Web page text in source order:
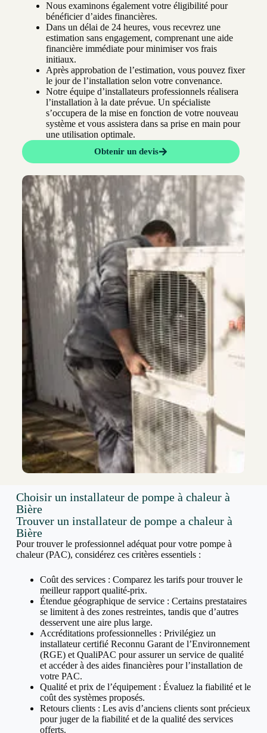
Nous examinons également votre éligibilité pour
bénéficier d’aides financières.
Dans un délai de 24 heures, vous recevrez une
estimation sans engagement, comprenant une aide
financière immédiate pour minimiser vos frais
initiaux.
Après approbation de l’estimation, vous pouvez fixer
le jour de l’installation selon votre convenance.
Notre équipe d’installateurs professionnels réalisera
l’installation à la date prévue. Un spécialiste
s’occupera de la mise en fonction de votre nouveau
système et vous assistera dans sa prise en main pour
une utilisation optimale.
Obtenir un devis
Choisir un installateur de pompe à chaleur à
Bière
Trouver un installateur de pompe a chaleur à
Bière
Pour trouver le professionnel adéquat pour votre pompe à
chaleur (PAC), considérez ces critères essentiels :
Coût des services : Comparez les tarifs pour trouver le
meilleur rapport qualité-prix.
Étendue géographique de service : Certains prestataires
se limitent à des zones restreintes, tandis que d’autres
desservent une aire plus large.
Accréditations professionnelles : Privilégiez un
installateur certifié Reconnu Garant de l’Environnement
(RGE) et QualiPAC pour assurer un service de qualité
et accéder à des aides financières pour l’installation de
votre PAC.
Qualité et prix de l’équipement : Évaluez la fiabilité et le
coût des systèmes proposés.
Retours clients : Les avis d’anciens clients sont précieux
pour juger de la fiabilité et de la qualité des services
offerts.